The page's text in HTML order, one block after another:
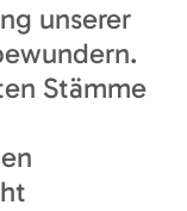
unserer
Stämme